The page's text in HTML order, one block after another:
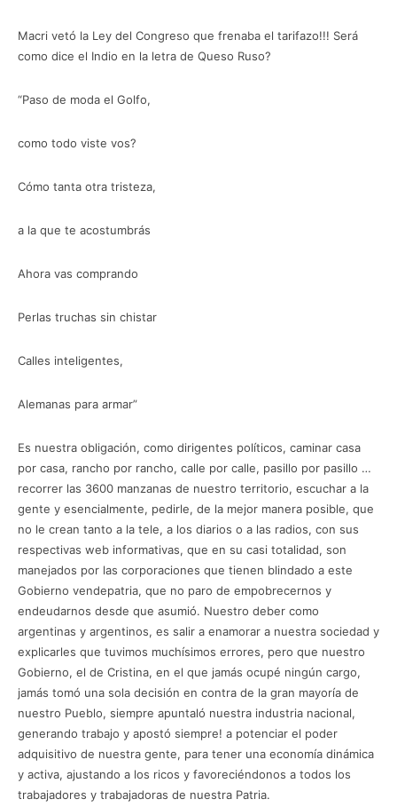
Macri vetó la Ley del Congreso que frenaba el tarifazo!!! Será
como dice el Indio en la letra de Queso Ruso?
“Paso de moda el Golfo,
como todo viste vos?
Cómo tanta otra tristeza,
a la que te acostumbrás
Ahora vas comprando
Perlas truchas sin chistar
Calles inteligentes,
Alemanas para armar”
Es nuestra obligación, como dirigentes políticos, caminar casa
por casa, rancho por rancho, calle por calle, pasillo por pasillo …
recorrer las 3600 manzanas de nuestro territorio, escuchar a la
gente y esencialmente, pedirle, de la mejor manera posible, que
no le crean tanto a la tele, a los diarios o a las radios, con sus
respectivas web informativas, que en su casi totalidad, son
manejados por las corporaciones que tienen blindado a este
Gobierno vendepatria, que no paro de empobrecernos y
endeudarnos desde que asumió. Nuestro deber como
argentinas y argentinos, es salir a enamorar a nuestra sociedad y
explicarles que tuvimos muchísimos errores, pero que nuestro
Gobierno, el de Cristina, en el que jamás ocupé ningún cargo,
jamás tomó una sola decisión en contra de la gran mayoría de
nuestro Pueblo, siempre apuntaló nuestra industria nacional,
generando trabajo y apostó siempre! a potenciar el poder
adquisitivo de nuestra gente, para tener una economía dinámica
y activa, ajustando a los ricos y favoreciéndonos a todos los
trabajadores y trabajadoras de nuestra Patria.